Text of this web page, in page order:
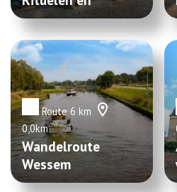
Verdediging
Route 6 km
0,0km
Wandelroute
Wessem